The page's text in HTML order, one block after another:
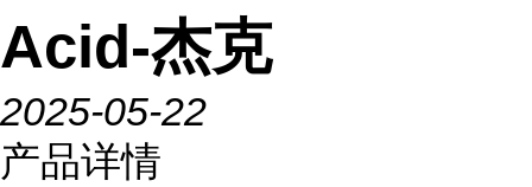
Acid-杰克
2025-05-22
产品详情